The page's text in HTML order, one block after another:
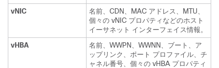
vNIC
名前、CDN、MAC アドレス、MTU、
個々の vNIC プロパティなどのホスト
イーサネット インターフェイス情報。
vHBA
名前、WWPN、WWNN、ブート、ア
ップリンク、ポート プロファイル、チ
ャネル番号、個々の vHBA プロパティ